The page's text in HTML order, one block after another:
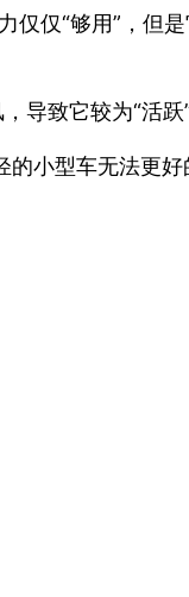
仅“够用”，但
致它较为“活跃
小型车无法更